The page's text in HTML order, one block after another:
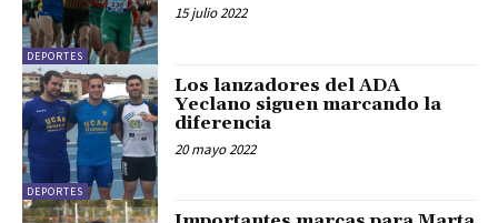
DEPORTES
15 julio 2022
DEPORTES
Los lanzadores del ADA
Yeclano siguen marcando la
diferencia
20 mayo 2022